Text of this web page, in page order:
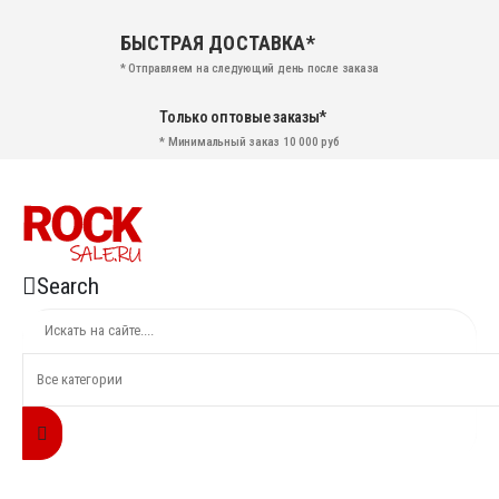
БЫСТРАЯ ДОСТАВКА*
* Отправляем на следующий день после заказа
Только оптовые заказы*
* Минимальный заказ 10 000 руб
Search